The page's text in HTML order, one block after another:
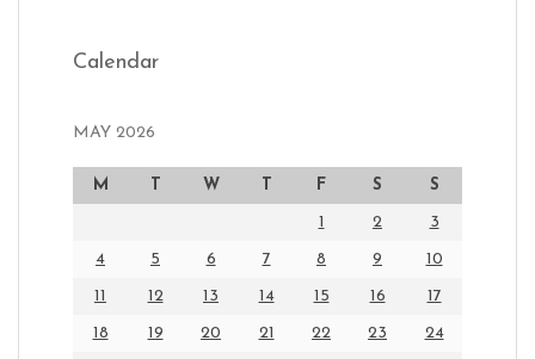
Calendar
MAY 2026
M W F S S
1 2 3
4 5 6 7 8 9 10
11 12 13 14 15 16 17
18 19 20 21 22 23 24